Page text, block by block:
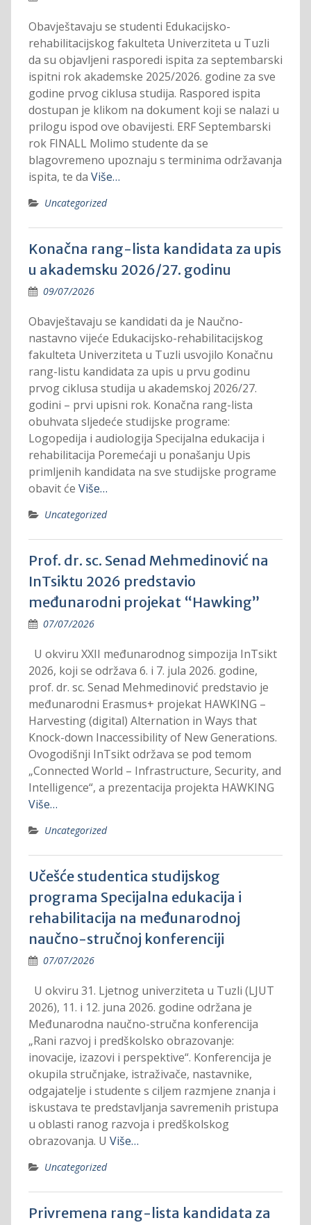
Obavještavaju se studenti Edukacijsko-
rehabilitacijskog fakulteta Univerziteta u Tuzli
da su objavljeni rasporedi ispita za septembarski
ispitni rok akademske 2025/2026. godine za sve
godine prvog ciklusa studija. Raspored ispita
dostupan je klikom na dokument koji se nalazi u
prilogu ispod ove obavijesti. ERF Septembarski
rok FINALL Molimo studente da se
blagovremeno upoznaju s terminima održavanja
ispita, te da Više…
Uncategorized
Konačna rang-lista kandidata za upis
u akademsku 2026/27. godinu
09/07/2026
Obavještavaju se kandidati da je Naučno-
nastavno vijeće Edukacijsko-rehabilitacijskog
fakulteta Univerziteta u Tuzli usvojilo Konačnu
rang-listu kandidata za upis u prvu godinu
prvog ciklusa studija u akademskoj 2026/27.
godini – prvi upisni rok. Konačna rang-lista
obuhvata sljedeće studijske programe:
Logopedija i audiologija Specijalna edukacija i
rehabilitacija Poremećaji u ponašanju Upis
primljenih kandidata na sve studijske programe
obavit će Više…
Uncategorized
Prof. dr. sc. Senad Mehmedinović na
InTsiktu 2026 predstavio
međunarodni projekat “Hawking”
07/07/2026
U okviru XXII međunarodnog simpozija InTsikt
2026, koji se održava 6. i 7. jula 2026. godine,
prof. dr. sc. Senad Mehmedinović predstavio je
međunarodni Erasmus+ projekat HAWKING –
Harvesting (digital) Alternation in Ways that
Knock-down Inaccessibility of New Generations.
Ovogodišnji InTsikt održava se pod temom
„Connected World – Infrastructure, Security, and
Intelligence“, a prezentacija projekta HAWKING
Više…
Uncategorized
Učešće studentica studijskog
programa Specijalna edukacija i
rehabilitacija na međunarodnoj
naučno-stručnoj konferenciji
07/07/2026
U okviru 31. Ljetnog univerziteta u Tuzli (LJUT
2026), 11. i 12. juna 2026. godine održana je
Međunarodna naučno-stručna konferencija
„Rani razvoj i predškolsko obrazovanje:
inovacije, izazovi i perspektive“. Konferencija je
okupila stručnjake, istraživače, nastavnike,
odgajatelje i studente s ciljem razmjene znanja i
iskustava te predstavljanja savremenih pristupa
u oblasti ranog razvoja i predškolskog
obrazovanja. U Više…
Uncategorized
Privremena rang-lista kandidata za